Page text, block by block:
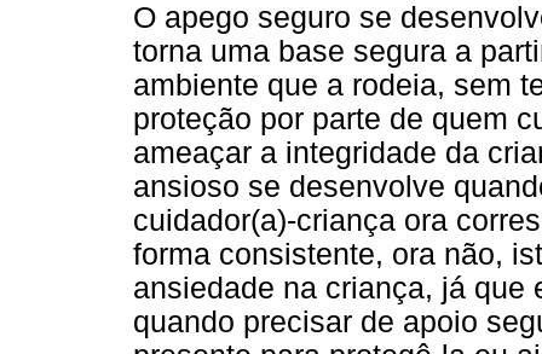
O apego seguro se
torna uma base segura a
ambiente que a rodeia, sem
proteção por parte de quem
ameaçar a integridade da
ansioso se desenvolve
cuidador(a)-criança ora
forma consistente, ora não,
ansiedade na criança, já que
quando precisar de apoio